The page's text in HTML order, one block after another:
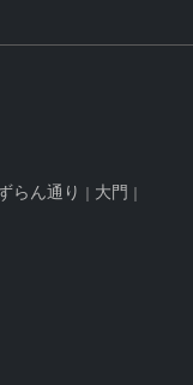
らん通り
大門